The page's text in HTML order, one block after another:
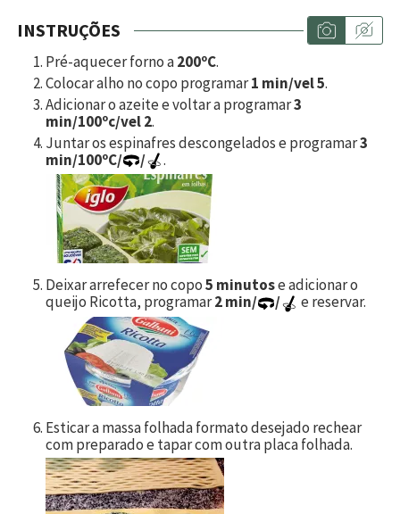
INSTRUÇÕES
Pré-aquecer forno a200ºC.
Colocar alho no copo programar1 min/vel 5.
Adicionar o azeite e voltar a programar3
min/100ºc/vel 2.
Juntar os espinafres descongelados e programar3
min/100ºC/
/ .
Deixar arrefecer no copo5 minutose adicionar o
queijo Ricotta, programar2 min/ / e reservar.
Esticar a massa folhada formato desejado rechear
com preparado e tapar com outra placa folhada.